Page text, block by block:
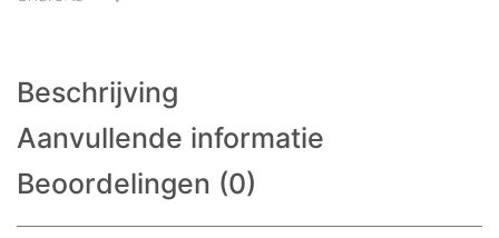
Beschrijving
Aanvullende informatie
Beoordelingen (0)